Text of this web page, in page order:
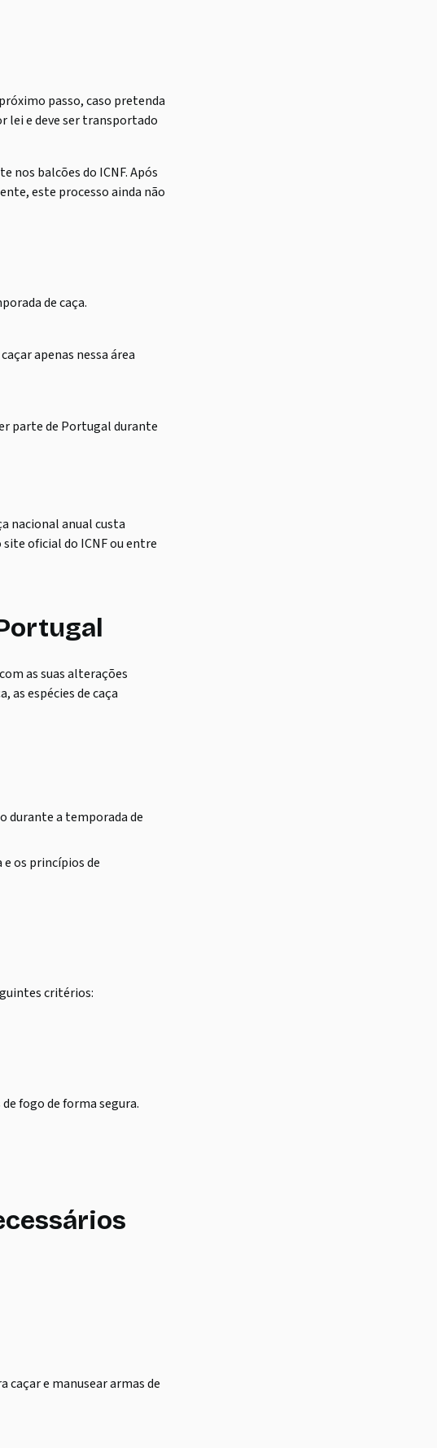
passo, caso pretenda
lei e deve ser transportado
nos balcões do ICNF. Após
este processo ainda não
de caça.
apenas nessa área
parte de Portugal durante
nacional anual custa
oficial do ICNF ou entre
as suas alterações
as espécies de caça
durante a temporada de
os princípios de
critérios:
fogo de forma segura.
e manusear armas de